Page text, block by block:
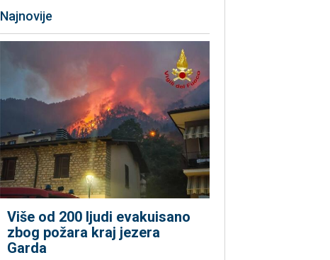
Najnovije
Više od 200 ljudi evakuisano
zbog požara kraj jezera
Garda